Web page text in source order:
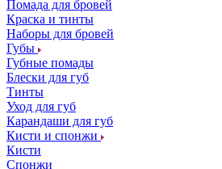
Помада для бровей
Краска и тинты
Наборы для бровей
Губы
Губные помады
Блески для губ
Тинты
Уход для губ
Карандаши для губ
Кисти и спонжи
Кисти
Спонжи